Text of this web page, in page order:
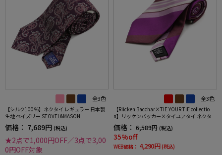
全3色
【シルク100％】ネクタイ レギュラー 日本製
生地 ペイズリー STOVEL&MASON
価格： 7,689円 (税込)
★2点で1,000円OFF／3点で3,00
0円OFF対象
全3色
【Riicken Bacchar×TIE YOUR TIE collectio
n】リッケンバッカー×タイユアタイ ネクタイ
シルク100% ストライプ
価格： 6,589円 (税込)
35%off
WEB価格： 4,290円 (税込)